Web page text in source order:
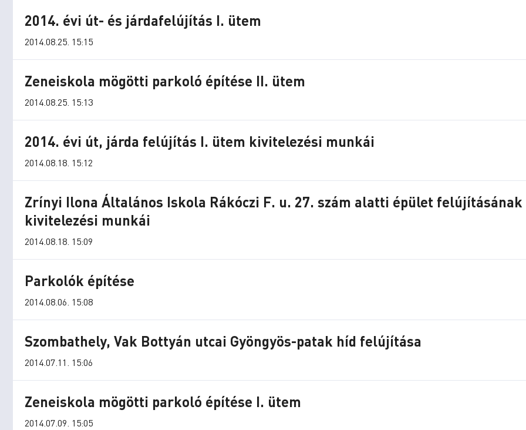
2014. évi út- és járdafelújítás I. ütem
2014.08.25. 15:15
Zeneiskola mögötti parkoló építése II. ütem
2014.08.25. 15:13
2014. évi út, járda felújítás I. ütem kivitelezési munkái
2014.08.18. 15:12
Zrínyi Ilona Általános Iskola Rákóczi F. u. 27. szám alatti épület felújításának
kivitelezési munkái
2014.08.18. 15:09
Parkolók építése
2014.08.06. 15:08
Szombathely, Vak Bottyán utcai Gyöngyös-patak híd felújítása
2014.07.11. 15:06
Zeneiskola mögötti parkoló építése I. ütem
2014.07.09. 15:05